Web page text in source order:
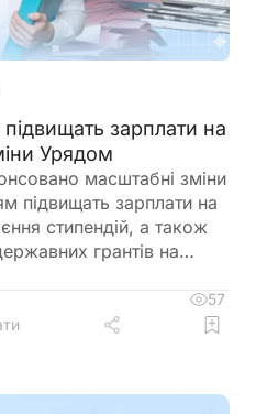
зарплати на
Урядом
масштабні зміни
підвищать зарплати на
стипендій, а також
грантів на
нові посадові
від Єдиної тарифної
57